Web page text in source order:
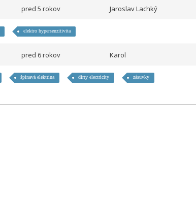
pred 5 rokov Jaroslav Lachký
elektro hypersenzitivita
pred 6 rokov Karol
špinavá elektrina dirty electricity zásuvky